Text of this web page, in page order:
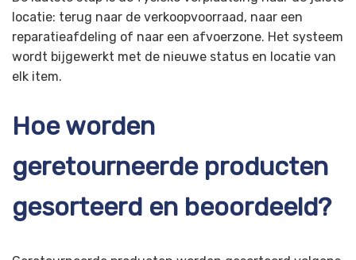
locatie: terug naar de verkoopvoorraad, naar een
reparatieafdeling of naar een afvoerzone. Het systeem
wordt bijgewerkt met de nieuwe status en locatie van
elk item.
Hoe worden
geretourneerde producten
gesorteerd en beoordeeld?